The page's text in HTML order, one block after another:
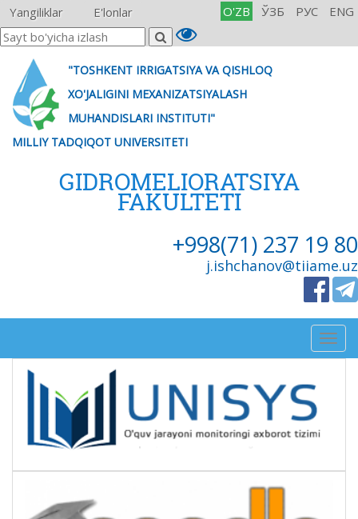
Yangiliklar E'lonlar O'ZB ЎЗБ РУС ENG
"TOSHKENT IRRIGATSIYA VA QISHLOQ
XO'JALIGINI MEXANIZATSIYALASH
MUHANDISLARI INSTITUTI"
MILLIY TADQIQOT UNIVERSITETI
GIDROMELIORATSIYA
FAKULTETI
+998(71) 237 19 80
j.ishchanov@tiiame.uz